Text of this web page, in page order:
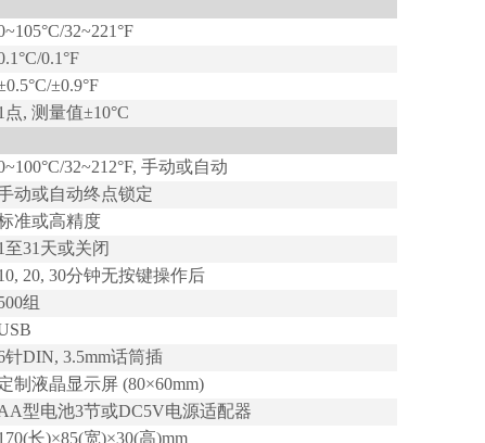
32~221°F
0.1°F
±0.9°F
点, 测量值±10°C
32~212°F, 手动或自动
动或自动终点锁定
准或高精度
至31天或关闭
20, 30分钟无按键操作后
组
针DIN, 3.5mm话筒插
制液晶显示屏 (80×60mm)
型电池3节或DC5V电源适配器
长)×85(宽)×30(高)mm